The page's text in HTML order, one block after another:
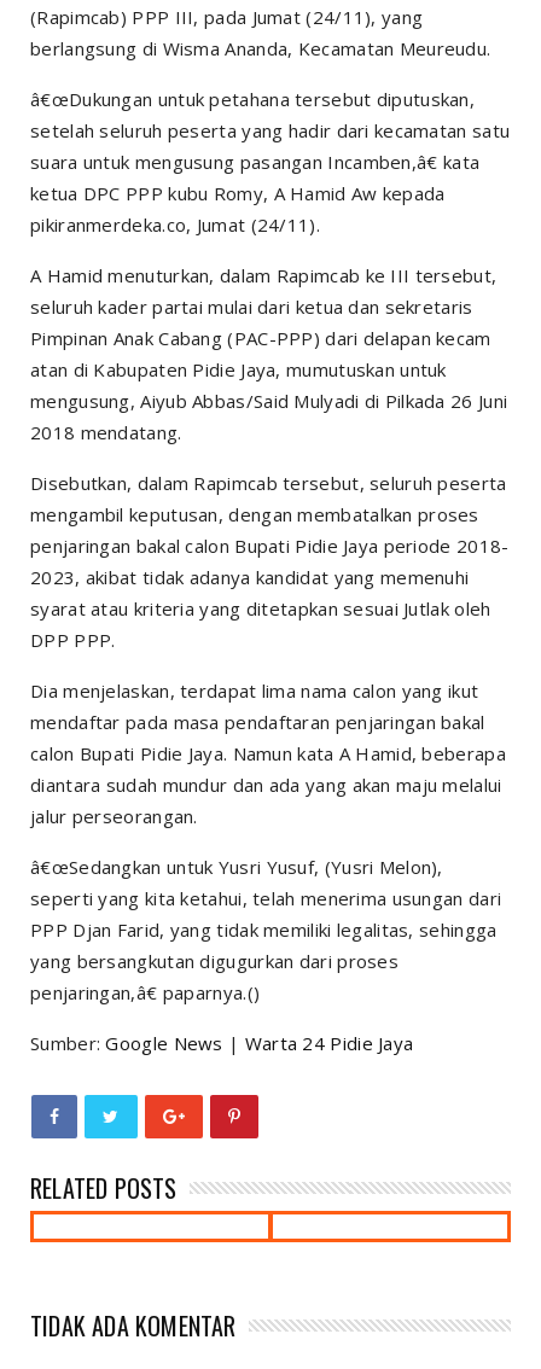
(Rapimcab) PPP III, pada Jumat (24/11), yang
berlangsung di Wisma Ananda, Kecamatan Meureudu.
â€œDukungan untuk petahana tersebut diputuskan,
setelah seluruh peserta yang hadir dari kecamatan satu
suara untuk mengusung pasangan Incamben,â€ kata
ketua DPC PPP kubu Romy, A Hamid Aw kepada
pikiranmerdeka.co, Jumat (24/11).
A Hamid menuturkan, dalam Rapimcab ke III tersebut,
seluruh kader partai mulai dari ketua dan sekretaris
Pimpinan Anak Cabang (PAC-PPP) dari delapan kecam
atan di Kabupaten Pidie Jaya, mumutuskan untuk
mengusung, Aiyub Abbas/Said Mulyadi di Pilkada 26 Juni
2018 mendatang.
Disebutkan, dalam Rapimcab tersebut, seluruh peserta
mengambil keputusan, dengan membatalkan proses
penjaringan bakal calon Bupati Pidie Jaya periode 2018-
2023, akibat tidak adanya kandidat yang memenuhi
syarat atau kriteria yang ditetapkan sesuai Jutlak oleh
DPP PPP.
Dia menjelaskan, terdapat lima nama calon yang ikut
mendaftar pada masa pendaftaran penjaringan bakal
calon Bupati Pidie Jaya. Namun kata A Hamid, beberapa
diantara sudah mundur dan ada yang akan maju melalui
jalur perseorangan.
â€œSedangkan untuk Yusri Yusuf, (Yusri Melon),
seperti yang kita ketahui, telah menerima usungan dari
PPP Djan Farid, yang tidak memiliki legalitas, sehingga
yang bersangkutan digugurkan dari proses
penjaringan,â€ paparnya.()
Sumber:Google News | Warta 24 Pidie Jaya
RELATED POSTS
TIDAK ADA KOMENTAR